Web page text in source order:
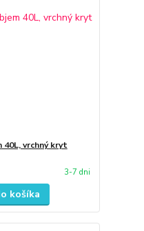
40L, vrchný kryt
3-7 dni
košíka